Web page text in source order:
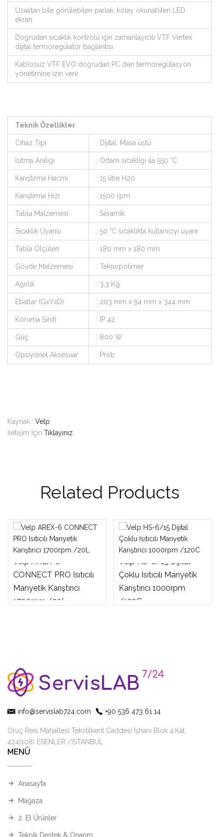
Uzaktan bile görülebilen parlak, kolay okunabilen LED
ekran
Doğrudan sıcaklık kontrolü için zamanlayıcılı VTF Vertex
dijital termoregülatör bağlantısı
Kablosuz VTF EVO doğrudan PC den termoregülasyon
yönetimine izin verir
Teknik Özellikler
Cihaz Tipi : Dijital, Masa üstü
Isıtma Aralığı : Ortam sıcaklığı ila 550 °C
Karıştırma Hacmi : 15 litre H20
Karıştırma Hızı : 1500 rpm
Tabla Malzemesi : Seramik
Sıcaklık Uyarısı : 50 °C sıcaklıkta kullanıcıyı uyarır
Tabla Ölçüleri : 180 mm x 180 mm
Gövde Malzemesi : Teknopolimer
Ağırlık : 3,3 Kg
Ebatlar (GxYxD) : 203 mm x 94 mm x 344 mm
Koruma Sınıfı : IP 42
Güç : 800 W
Opsiyonel Aksesuar : Prob
Kaynak : Velp
İletişim İçin Tıklayınız
Related Products
Velp AREX-6
CONNECT PRO Isıtıcılı
Manyetik Karıştırıcı
1700rpm /20L
Velp HS-6/15 Dijital
Çoklu Isıtıcılı Manyetik
Karıştırıcı 1000rpm
/120C
info@servislab724.com +90 536 473 61 14
Oruç Reis Mahallesi Tekstilkent Caddesi İşhanı Blok 4.Kat
424(108) ESENLER /İSTANBUL
MENÜ
Anasayfa
Mağaza
2. El Ürünler
Teknik Destek & Onarım